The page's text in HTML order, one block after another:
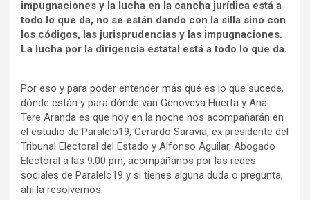
impugnaciones y la lucha en la cancha jurídica está a
todo lo que da, no se están dando con la silla sino con
los códigos, las jurisprudencias y las impugnaciones.
La lucha por la dirigencia estatal está a todo lo que da.
Por eso y para poder entender más qué es lo que sucede,
dónde están y para dónde van Genoveva Huerta y Ana
Tere Aranda es que hoy en la noche nos acompañarán en
el estudio de Paralelo19, Gerardo Saravia, ex presidente del
Tribunal Electoral del Estado y Alfonso Aguilar, Abogado
Electoral a las 9:00 pm, acompáñanos por las redes
sociales de Paralelo19 y si tienes alguna duda o pregunta,
ahí la resolvemos.